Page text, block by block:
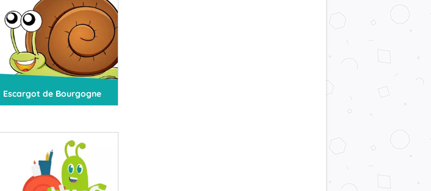
Escargot de Bourgogne